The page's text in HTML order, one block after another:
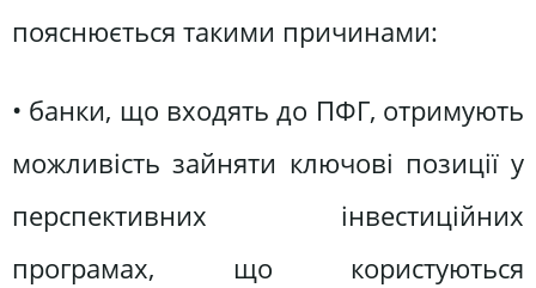
пояснюється такими причинами:
• банки, що входять до ПФГ, отримують
можливість зайняти ключові позиції у
перспективних інвестиційних
програмах, що користуються